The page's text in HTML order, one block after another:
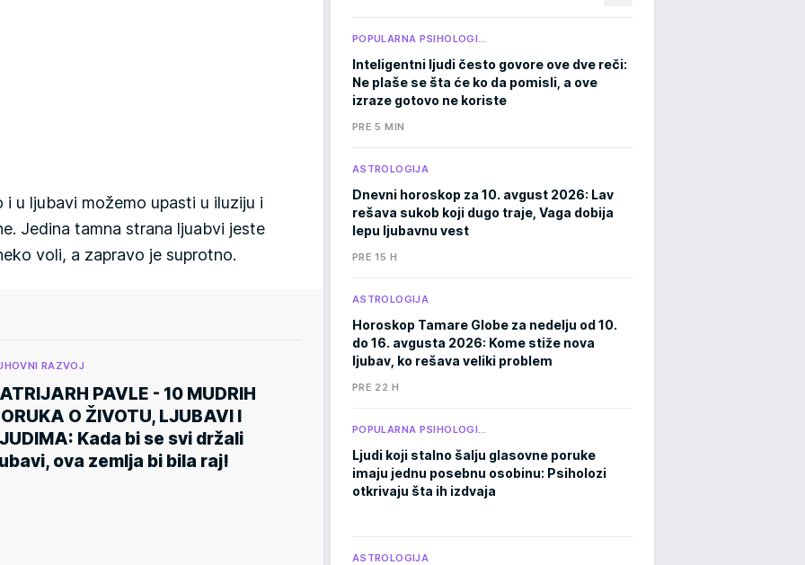
u ljubavi možemo upasti u iluziju i
Jedina tamna strana ljuabvi jeste
voli, a zapravo je suprotno.
RAZVOJ
PAVLE - 10 MUDRIH
O ŽIVOTU, LJUBAVI I
Kada bi se svi držali
ova zemlja bi bila raj!
POPULARNA PSIHOLOGI…
Inteligentni ljudi često govore ove dve reči:
Ne plaše se šta će ko da pomisli, a ove
izraze gotovo ne koriste
PRE 5 MIN
ASTROLOGIJA
Dnevni horoskop za 10. avgust 2026: Lav
rešava sukob koji dugo traje, Vaga dobija
lepu ljubavnu vest
PRE 15 H
ASTROLOGIJA
Horoskop Tamare Globe za nedelju od 10.
do 16. avgusta 2026: Kome stiže nova
ljubav, ko rešava veliki problem
PRE 22 H
POPULARNA PSIHOLOGI…
Ljudi koji stalno šalju glasovne poruke
imaju jednu posebnu osobinu: Psiholozi
otkrivaju šta ih izdvaja
ASTROLOGIJA